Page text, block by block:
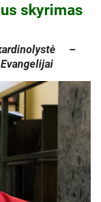
skyrimas
–